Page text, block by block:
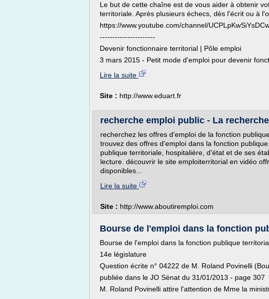
Le but de cette chaîne est de vous aider à obtenir
territoriale. Après plusieurs échecs, dès l'écrit ou à
https://www.youtube.com/channel/
----------------------
Devenir fonctionnaire territorial | Pôle emploi
3 mars 2015 - Petit mode d'emploi pour devenir
Lire la suite
Site : http://www.eduart.fr
recherche emploi public - La
recherchez les offres d'emploi de la fonction
trouvez des offres d'emploi dans la fonction
publique territoriale, hospitalière, d'état et de ses
lecture. découvrir le site emploiterritorial en vidéo
disponibles...
Lire la suite
Site : http://www.aboutiremploi.com
Bourse de l'emploi dans la fonction
Bourse de l'emploi dans la fonction publique
14e législature
Question écrite n° 04222 de M. Roland Povinelli
publiée dans le JO Sénat du 31/01/2013 - page 307
M. Roland Povinelli attire l'attention de Mme la